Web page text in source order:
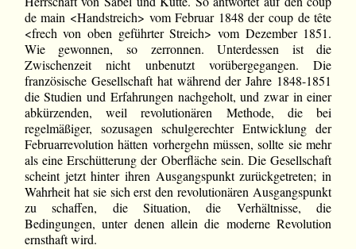
de main <Handstreich> vom Februar 1848 der coup de tête
<frech von oben geführter Streich> vom Dezember 1851.
Wie gewonnen, so zerronnen. Unterdessen ist die
Zwischenzeit nicht unbenutzt vorübergegangen. Die
französische Gesellschaft hat während der Jahre 1848-1851
die Studien und Erfahrungen nachgeholt, und zwar in einer
abkürzenden, weil revolutionären Methode, die bei
regelmäßiger, sozusagen schulgerechter Entwicklung der
Februarrevolution hätten vorhergehn müssen, sollte sie mehr
als eine Erschütterung der Oberfläche sein. Die Gesellschaft
scheint jetzt hinter ihren Ausgangspunkt zurückgetreten; in
Wahrheit hat sie sich erst den revolutionären Ausgangspunkt
zu schaffen, die Situation, die Verhältnisse, die
Bedingungen, unter denen allein die moderne Revolution
ernsthaft wird.